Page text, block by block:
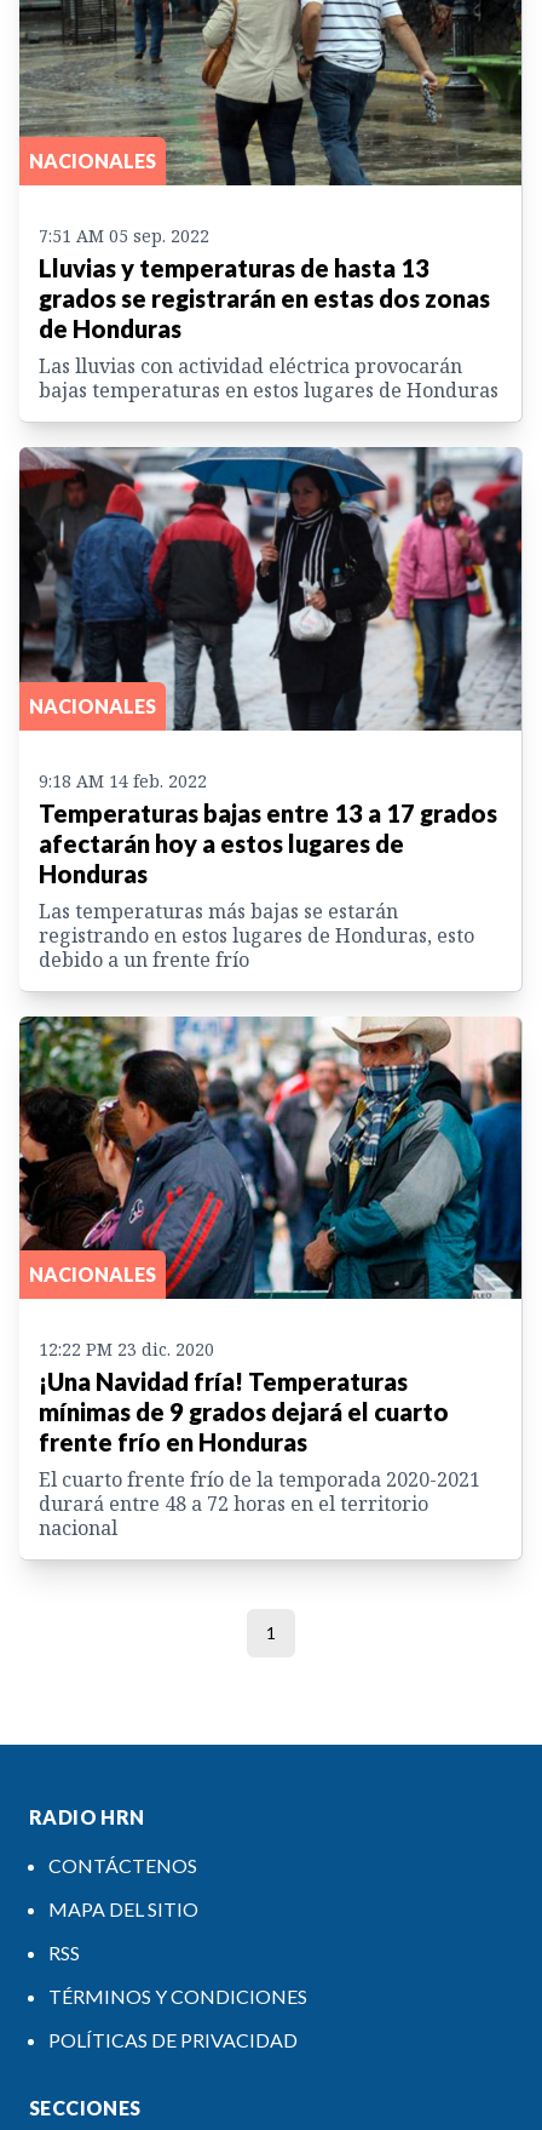
NACIONALES
7:51 AM 05 sep. 2022
Lluvias y temperaturas de hasta 13
grados se registrarán en estas dos zonas
de Honduras
Las lluvias con actividad eléctrica provocarán
bajas temperaturas en estos lugares de Honduras
NACIONALES
9:18 AM 14 feb. 2022
Temperaturas bajas entre 13 a 17 grados
afectarán hoy a estos lugares de
Honduras
Las temperaturas más bajas se estarán
registrando en estos lugares de Honduras, esto
debido a un frente frío
NACIONALES
12:22 PM 23 dic. 2020
¡Una Navidad fría! Temperaturas
mínimas de 9 grados dejará el cuarto
frente frío en Honduras
El cuarto frente frío de la temporada 2020-2021
durará entre 48 a 72 horas en el territorio
nacional
1
RADIO HRN
CONTÁCTENOS
MAPA DEL SITIO
RSS
TÉRMINOS Y CONDICIONES
POLÍTICAS DE PRIVACIDAD
SECCIONES